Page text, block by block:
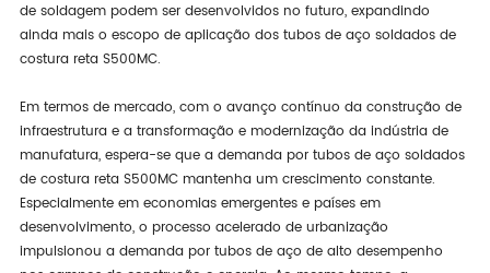
de soldagem podem ser desenvolvidos no futuro, expandindo
ainda mais o escopo de aplicação dos tubos de aço soldados de
costura reta S500MC.
Em termos de mercado, com o avanço contínuo da construção de
infraestrutura e a transformação e modernização da indústria de
manufatura, espera-se que a demanda por tubos de aço soldados
de costura reta S500MC mantenha um crescimento constante.
Especialmente em economias emergentes e países em
desenvolvimento, o processo acelerado de urbanização
impulsionou a demanda por tubos de aço de alto desempenho